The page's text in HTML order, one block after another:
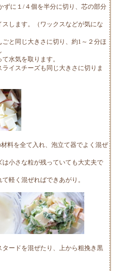
に１/４個を半分に切り、芯の部分
す。（ワックスなどが気にな
じ大きさに切り、約1～２分ほ
を取ります。
チーズも同じ大きさに切りま
料を全て入れ、泡立て器でよく混ぜ
な粒が残っていても大丈夫で
混ぜればできあがり。
を混ぜたり、上から粗挽き黒